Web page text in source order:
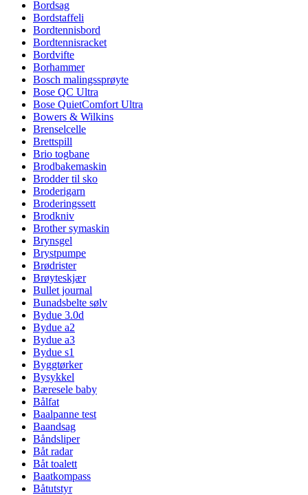
Bordsag
Bordstaffeli
Bordtennisbord
Bordtennisracket
Bordvifte
Borhammer
Bosch malingssprøyte
Bose QC Ultra
Bose QuietComfort Ultra
Bowers & Wilkins
Brenselcelle
Brettspill
Brio togbane
Brodbakemaskin
Brodder til sko
Broderigarn
Broderingssett
Brodkniv
Brother symaskin
Brynsgel
Brystpumpe
Brødrister
Brøyteskjær
Bullet journal
Bunadsbelte sølv
Bydue 3.0d
Bydue a2
Bydue a3
Bydue s1
Byggtørker
Bysykkel
Bæresele baby
Bålfat
Baalpanne test
Baandsag
Båndsliper
Båt radar
Båt toalett
Baatkompass
Båtutstyr